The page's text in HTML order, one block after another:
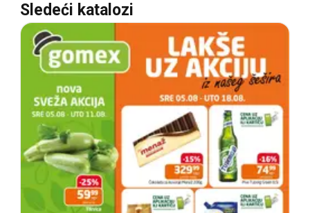
Sledeći katalozi